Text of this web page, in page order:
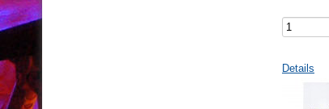
Details